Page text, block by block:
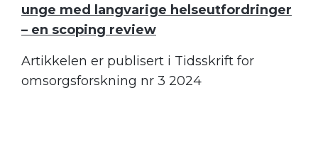
unge med langvarige helseutfordringer
– en scoping review
Artikkelen er publisert i Tidsskrift for
omsorgsforskning nr 3 2024